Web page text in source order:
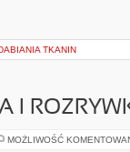
TKANIN
I
MOŻLIWOŚĆ